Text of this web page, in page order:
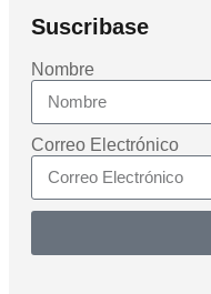
Suscribase
Nombre
Correo Electrónico